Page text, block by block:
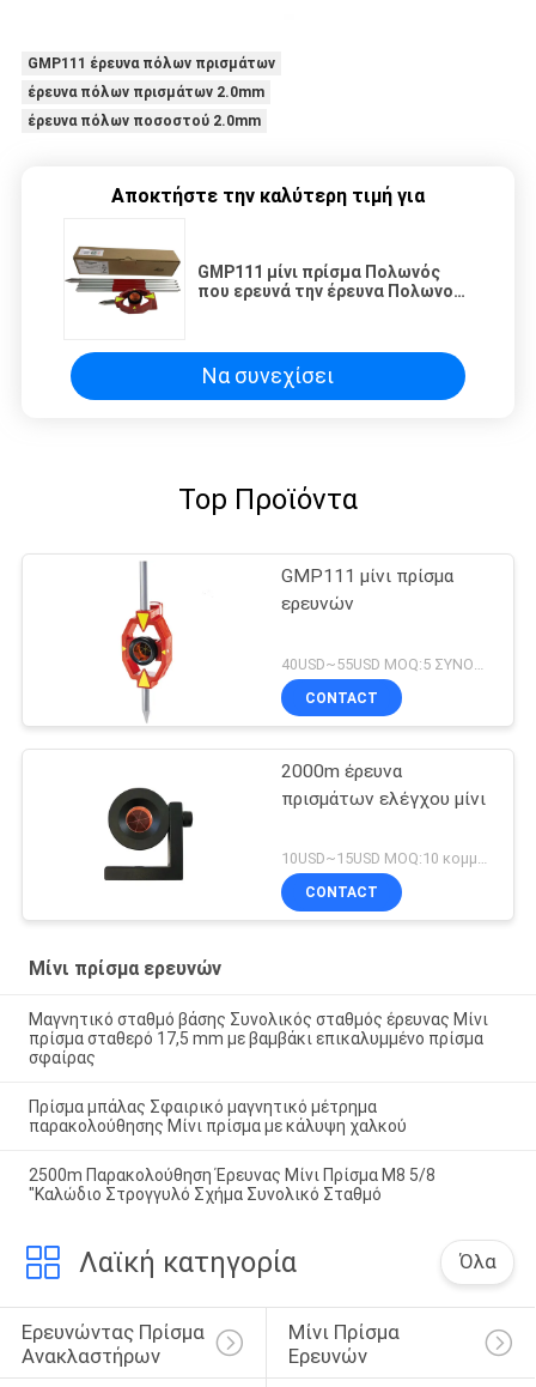
GMP111 έρευνα πόλων πρισμάτων
έρευνα πόλων πρισμάτων 2.0mm
έρευνα πόλων ποσοστού 2.0mm
Αποκτήστε την καλύτερη τιμή για
GMP111 μίνι πρίσμα Πολωνός
που ερευνά την έρευνα Πολωνού
Να συνεχίσει
Top Προϊόντα
GMP111 μίνι πρίσμα
ερευνών
CONTACT
2000m έρευνα
πρισμάτων ελέγχου μίνι
10USD~15USD MOQ:10 κομμάτια
CONTACT
Μίνι πρίσμα ερευνών
Μαγνητικό σταθμό βάσης Συνολικός σταθμός έρευνας Μίνι
πρίσμα σταθερό 17,5 mm με βαμβάκι επικαλυμμένο πρίσμα
σφαίρας
Πρίσμα μπάλας Σφαιρικό μαγνητικό μέτρημα
παρακολούθησης Μίνι πρίσμα με κάλυψη χαλκού
2500m Παρακολούθηση Έρευνας Μίνι Πρίσμα M8 5/8
"Καλώδιο Στρογγυλό Σχήμα Συνολικό Σταθμό
Λαϊκή κατηγορία Όλα
Ερευνώντας Πρίσμα
Ανακλαστήρων
Μίνι Πρίσμα
Ερευνών